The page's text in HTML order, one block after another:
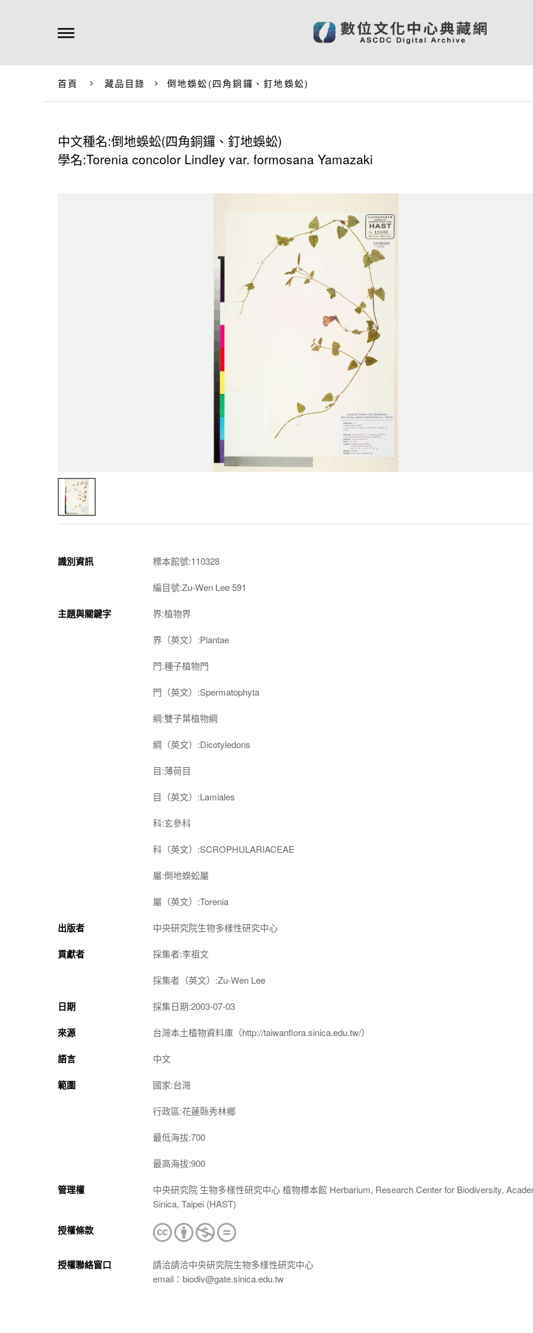
首頁 藏品目錄 倒地蜈蚣(四角銅鑼、釘地蜈蚣)
中文種名:倒地蜈蚣(四角銅鑼、釘地蜈蚣)
學名:Torenia concolor Lindley var. formosana Yamazaki
識別資訊 標本館號:110328
編目號:Zu-Wen Lee 591
主題與關鍵字 界:植物界
界（英文）:Plantae
門:種子植物門
門（英文）:Spermatophyta
綱:雙子葉植物綱
綱（英文）:Dicotyledons
目:薄荷目
目（英文）:Lamiales
科:玄參科
科（英文）:SCROPHULARIACEAE
屬:倒地蜈蚣屬
屬（英文）:Torenia
出版者 中央研究院生物多樣性研究中心
貢獻者 採集者:李祖文
採集者（英文）:Zu-Wen Lee
日期 採集日期:2003-07-03
來源 台灣本土植物資料庫（http://taiwanflora.sinica.edu.tw/）
語言 中文
範圍 國家:台灣
行政區:花蓮縣秀林鄉
最低海拔:700
最高海拔:900
管理權
中央研究院 生物多樣性研究中心 植物標本館 Herbarium, Research Center for Biodiversity,
Sinica, Taipei (HAST)
授權條款
授權聯絡窗口
請洽請洽中央研究院生物多樣性研究中心
email：biodiv@gate.sinica.edu.tw